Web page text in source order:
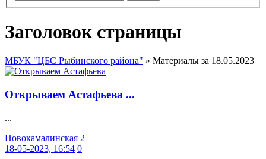
Заголовок страницы
МБУК "ЦБС Рыбинского района" » Материалы за 18.05.2023
Открываем Астафьева ...
...
Новокамалинская 2
18-05-2023, 16:54 0